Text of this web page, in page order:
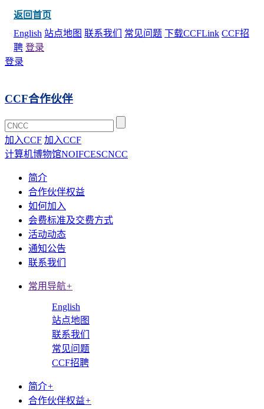
返回首页
English 站点地图 联系我们 常见问题 下载CCFLink CCF招
聘 登录
登录
CCF合作伙伴
加入CCF 加入CCF
计算机博物馆NOIFCESCNCC
简介
合作伙伴权益
如何加入
会费标准及交费方式
活动动态
通知公告
联系我们
常用导航+
English
站点地图
联系我们
常见问题
CCF招聘
简介+
合作伙伴权益+